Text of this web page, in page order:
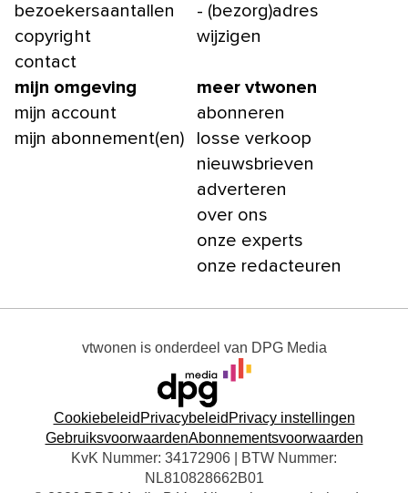
bezoekersaantallen
copyright
contact
- (bezorg)adres
wijzigen
mijn omgeving
mijn account
mijn abonnement(en)
meer vtwonen
abonneren
losse verkoop
nieuwsbrieven
adverteren
over ons
onze experts
onze redacteuren
vtwonen is onderdeel van DPG Media
Cookiebeleid Privacybeleid Privacy instellingen
GebruiksvoorwaardenAbonnementsvoorwaarden
KvK Nummer: 34172906 | BTW Nummer:
NL810828662B01